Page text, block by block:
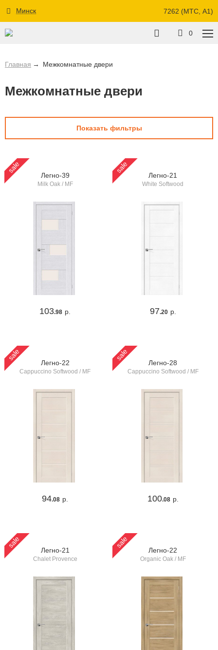
Минск 7262 (МТС, A1)
0
Главная Межкомнатные двери
Межкомнатные двери
Показать фильтры
sale
Легно-39
Milk Oak / MF
103.98 р.
sale
Легно-21
White Softwood
97.20 р.
sale
Легно-22
Cappuccino Softwood / MF
94.08 р.
sale
Легно-28
Cappuccino Softwood / MF
100.08 р.
sale
Легно-21
Chalet Provence
sale
Легно-22
Organic Oak / MF